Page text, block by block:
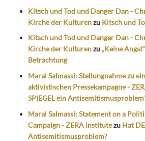
Kitsch und Tod und Danger Dan -
Kirche der Kulturenzu Kitsch und
Kitsch und Tod und Danger Dan -
Kirche der Kulturenzu „Keine
Betrachtung
Maral Salmassi: Stellungnahme zu
aktivistischen Pressekampagne -
SPIEGEL ein
Maral Salmassi: Statement on a
Campaign - ZERA Institutezu Hat
Antisemitismusproblem?